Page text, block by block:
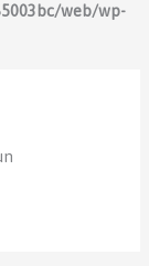
web/wp-